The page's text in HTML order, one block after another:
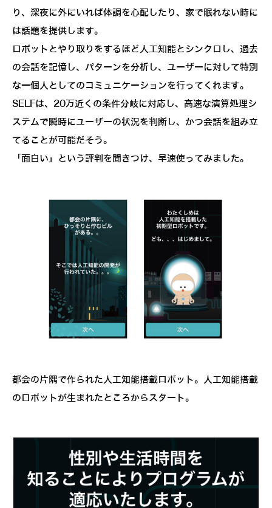
り、深夜に外にいれば体調を心配したり、家で眠れない時に
は話題を提供します。
ロボットとやり取りをするほど人工知能とシンクロし、過去
の会話を記憶し、パターンを分析し、ユーザーに対して特別
な一個人としてのコミュニケーションを行ってくれます。
SELFは、20万近くの条件分岐に対応し、高速な演算処理シ
ステムで瞬時にユーザーの状況を判断し、かつ会話を組み立
てることが可能だそう。
「面白い」という評判を聞きつけ、早速使ってみました。
都会の片隅で作られた人工知能搭載ロボット。人工知能搭載
のロボットが生まれたところからスタート。